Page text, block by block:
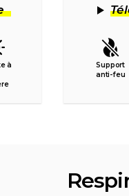
à
Support
anti-feu